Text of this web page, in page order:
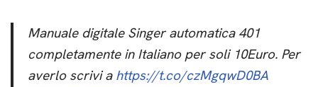
Manuale digitale Singer automatica 401
completamente in Italiano per soli 10Euro. Per
averlo scrivi a https://t.co/czMgqwD0BA